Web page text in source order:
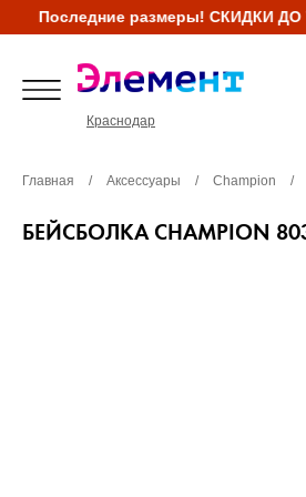
Последние размеры! СКИДКИ ДО
Краснодар
Главная / Аксессуары / Champion /
БЕЙСБОЛКА CHAMPION